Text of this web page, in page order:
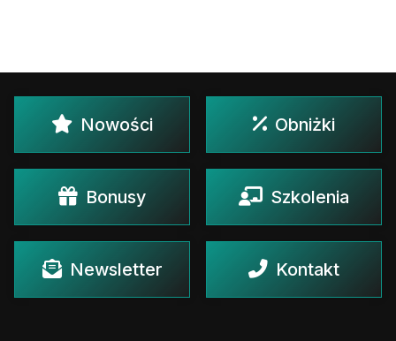
Nowości Obniżki
Bonusy Szkolenia
Newsletter Kontakt